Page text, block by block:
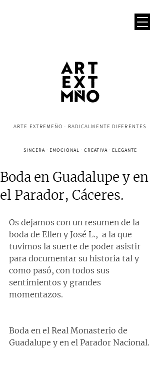
ARTE EXTREMEÑO - RADICALMENTE DIFERENTES
SINCERA · EMOCIONAL · CREATIVA · ELEGANTE
Boda en Guadalupe y en
el Parador, Cáceres.
Os dejamos con un resumen de la
boda de Ellen y José L.,  a la que
tuvimos la suerte de poder asistir
para documentar su historia tal y
como pasó, con todos sus
sentimientos y grandes
momentazos.
Boda en el Real Monasterio de
Guadalupe y en el Parador Nacional.